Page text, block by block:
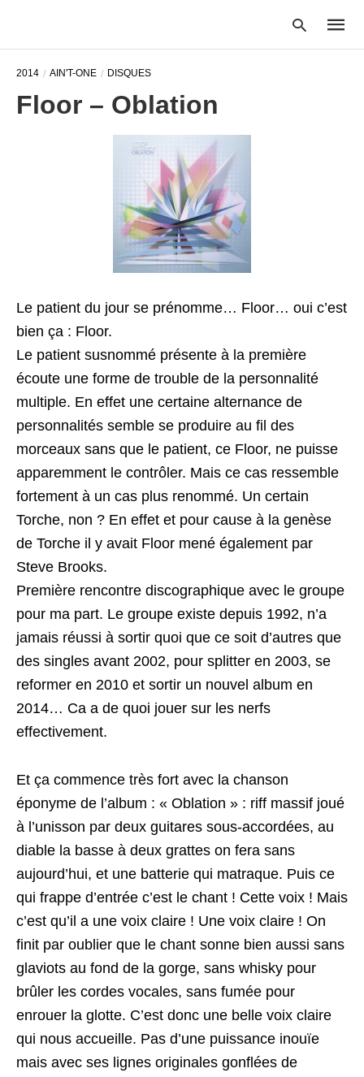
2014 AIN'T-ONE DISQUES
Floor – Oblation
Le patient du jour se prénomme… Floor… oui c’est
bien ça : Floor.
Le patient susnommé présente à la première
écoute une forme de trouble de la personnalité
multiple. En effet une certaine alternance de
personnalités semble se produire au fil des
morceaux sans que le patient, ce Floor, ne puisse
apparemment le contrôler. Mais ce cas ressemble
fortement à un cas plus renommé. Un certain
Torche, non ? En effet et pour cause à la genèse
de Torche il y avait Floor mené également par
Steve Brooks.
Première rencontre discographique avec le groupe
pour ma part. Le groupe existe depuis 1992, n’a
jamais réussi à sortir quoi que ce soit d’autres que
des singles avant 2002, pour splitter en 2003, se
reformer en 2010 et sortir un nouvel album en
2014… Ca a de quoi jouer sur les nerfs
effectivement.
Et ça commence très fort avec la chanson
éponyme de l’album : « Oblation » : riff massif joué
à l’unisson par deux guitares sous-accordées, au
diable la basse à deux grattes on fera sans
aujourd’hui, et une batterie qui matraque. Puis ce
qui frappe d’entrée c’est le chant ! Cette voix ! Mais
c’est qu’il a une voix claire ! Une voix claire ! On
finit par oublier que le chant sonne bien aussi sans
glaviots au fond de la gorge, sans whisky pour
brûler les cordes vocales, sans fumée pour
enrouer la glotte. C’est donc une belle voix claire
qui nous accueille. Pas d’une puissance inouïe
mais avec ses lignes originales gonflées de